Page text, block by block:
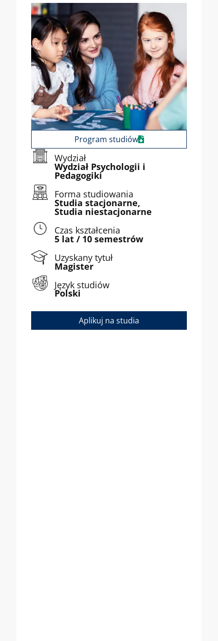
Program studiów
Wydział
Wydział Psychologii i
Pedagogiki
Forma studiowania
Studia stacjonarne,
Studia niestacjonarne
Czas kształcenia
5 lat / 10 semestrów
Uzyskany tytuł
Magister
Język studiów
Polski
Aplikuj na studia